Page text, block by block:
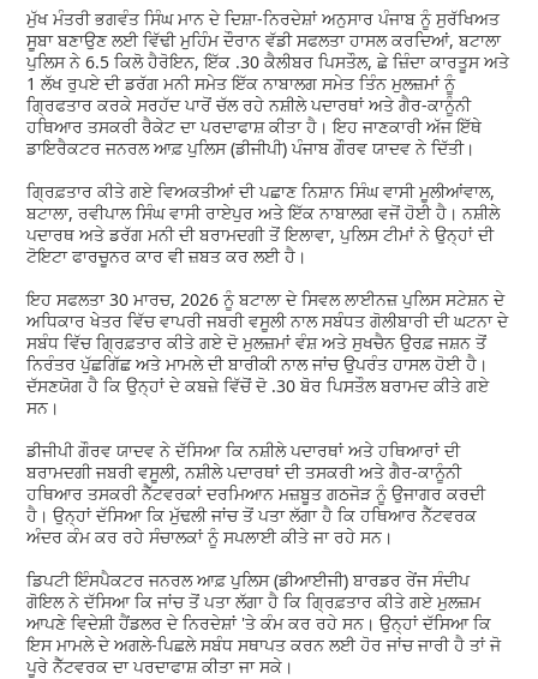
ਮੁੱਖ ਮੰਤਰੀ ਭਗਵੰਤ ਸਿੰਘ ਮਾਨ ਦੇ ਦਿਸ਼ਾ-ਨਿਰਦੇਸ਼ਾਂ ਅਨੁਸਾਰ ਪੰਜਾਬ ਨੂੰ ਸੁਰੱਖਿਅਤ
ਸੂਬਾ ਬਣਾਉਣ ਲਈ ਵਿੱਢੀ ਮੁਹਿੰਮ ਦੌਰਾਨ ਵੱਡੀ ਸਫਲਤਾ ਹਾਸਲ ਕਰਦਿਆਂ, ਬਟਾਲਾ
ਪੁਲਿਸ ਨੇ 6.5 ਕਿਲੋ ਹੈਰੋਇਨ, ਇੱਕ .30 ਕੈਲੀਬਰ ਪਿਸਤੌਲ, ਛੇ ਜ਼ਿੰਦਾ ਕਾਰਤੂਸ ਅਤੇ
1 ਲੱਖ ਰੁਪਏ ਦੀ ਡਰੱਗ ਮਨੀ ਸਮੇਤ ਇੱਕ ਨਾਬਾਲਗ ਸਮੇਤ ਤਿੰਨ ਮੁਲਜ਼ਮਾਂ ਨੂੰ
ਗ੍ਰਿਫਤਾਰ ਕਰਕੇ ਸਰਹੱਦ ਪਾਰੋਂ ਚੱਲ ਰਹੇ ਨਸ਼ੀਲੇ ਪਦਾਰਥਾਂ ਅਤੇ ਗੈਰ-ਕਾਨੂੰਨੀ
ਹਥਿਆਰ ਤਸਕਰੀ ਰੈਕੇਟ ਦਾ ਪਰਦਾਫਾਸ਼ ਕੀਤਾ ਹੈ। ਇਹ ਜਾਣਕਾਰੀ ਅੱਜ ਇੱਥੇ
ਡਾਇਰੈਕਟਰ ਜਨਰਲ ਆਫ਼ ਪੁਲਿਸ (ਡੀਜੀਪੀ) ਪੰਜਾਬ ਗੌਰਵ ਯਾਦਵ ਨੇ ਦਿੱਤੀ।
ਗ੍ਰਿਫ਼ਤਾਰ ਕੀਤੇ ਗਏ ਵਿਅਕਤੀਆਂ ਦੀ ਪਛਾਣ ਨਿਸ਼ਾਨ ਸਿੰਘ ਵਾਸੀ ਮੂਲੀਆਂਵਾਲ,
ਬਟਾਲਾ, ਰਵੀਪਾਲ ਸਿੰਘ ਵਾਸੀ ਰਾਏਪੁਰ ਅਤੇ ਇੱਕ ਨਾਬਾਲਗ ਵਜੋਂ ਹੋਈ ਹੈ। ਨਸ਼ੀਲੇ
ਪਦਾਰਥ ਅਤੇ ਡਰੱਗ ਮਨੀ ਦੀ ਬਰਾਮਦਗੀ ਤੋਂ ਇਲਾਵਾ, ਪੁਲਿਸ ਟੀਮਾਂ ਨੇ ਉਨ੍ਹਾਂ ਦੀ
ਟੋਇਟਾ ਫਾਰਚੂਨਰ ਕਾਰ ਵੀ ਜ਼ਬਤ ਕਰ ਲਈ ਹੈ।
ਇਹ ਸਫਲਤਾ 30 ਮਾਰਚ, 2026 ਨੂੰ ਬਟਾਲਾ ਦੇ ਸਿਵਲ ਲਾਈਨਜ਼ ਪੁਲਿਸ ਸਟੇਸ਼ਨ ਦੇ
ਅਧਿਕਾਰ ਖੇਤਰ ਵਿੱਚ ਵਾਪਰੀ ਜਬਰੀ ਵਸੂਲੀ ਨਾਲ ਸਬੰਧਤ ਗੋਲੀਬਾਰੀ ਦੀ ਘਟਨਾ ਦੇ
ਸਬੰਧ ਵਿੱਚ ਗ੍ਰਿਫ਼ਤਾਰ ਕੀਤੇ ਗਏ ਦੋ ਮੁਲਜ਼ਮਾਂ ਵੰਸ਼ ਅਤੇ ਸੁਖਚੈਨ ਉਰਫ਼ ਜਸ਼ਨ ਤੋਂ
ਨਿਰੰਤਰ ਪੁੱਛਗਿੱਛ ਅਤੇ ਮਾਮਲੇ ਦੀ ਬਾਰੀਕੀ ਨਾਲ ਜਾਂਚ ਉਪਰੰਤ ਹਾਸਲ ਹੋਈ ਹੈ।
ਦੱਸਣਯੋਗ ਹੈ ਕਿ ਉਨ੍ਹਾਂ ਦੇ ਕਬਜ਼ੇ ਵਿੱਚੋਂ ਦੋ .30 ਬੋਰ ਪਿਸਤੌਲ ਬਰਾਮਦ ਕੀਤੇ ਗਏ
ਸਨ।
ਡੀਜੀਪੀ ਗੌਰਵ ਯਾਦਵ ਨੇ ਦੱਸਿਆ ਕਿ ਨਸ਼ੀਲੇ ਪਦਾਰਥਾਂ ਅਤੇ ਹਥਿਆਰਾਂ ਦੀ
ਬਰਾਮਦਗੀ ਜਬਰੀ ਵਸੂਲੀ, ਨਸ਼ੀਲੇ ਪਦਾਰਥਾਂ ਦੀ ਤਸਕਰੀ ਅਤੇ ਗੈਰ-ਕਾਨੂੰਨੀ
ਹਥਿਆਰ ਤਸਕਰੀ ਨੈੱਟਵਰਕਾਂ ਦਰਮਿਆਨ ਮਜ਼ਬੂਤ ਗਠਜੋੜ ਨੂੰ ਉਜਾਗਰ ਕਰਦੀ
ਹੈ। ਉਨ੍ਹਾਂ ਦੱਸਿਆ ਕਿ ਮੁੱਢਲੀ ਜਾਂਚ ਤੋਂ ਪਤਾ ਲੱਗਾ ਹੈ ਕਿ ਹਥਿਆਰ ਨੈੱਟਵਰਕ
ਅੰਦਰ ਕੰਮ ਕਰ ਰਹੇ ਸੰਚਾਲਕਾਂ ਨੂੰ ਸਪਲਾਈ ਕੀਤੇ ਜਾ ਰਹੇ ਸਨ।
ਡਿਪਟੀ ਇੰਸਪੈਕਟਰ ਜਨਰਲ ਆਫ਼ ਪੁਲਿਸ (ਡੀਆਈਜੀ) ਬਾਰਡਰ ਰੇਂਜ ਸੰਦੀਪ
ਗੋਇਲ ਨੇ ਦੱਸਿਆ ਕਿ ਜਾਂਚ ਤੋਂ ਪਤਾ ਲੱਗਾ ਹੈ ਕਿ ਗ੍ਰਿਫ਼ਤਾਰ ਕੀਤੇ ਗਏ ਮੁਲਜ਼ਮ
ਆਪਣੇ ਵਿਦੇਸ਼ੀ ਹੈਂਡਲਰ ਦੇ ਨਿਰਦੇਸ਼ਾਂ 'ਤੇ ਕੰਮ ਕਰ ਰਹੇ ਸਨ। ਉਨ੍ਹਾਂ ਦੱਸਿਆ ਕਿ
ਇਸ ਮਾਮਲੇ ਦੇ ਅਗਲੇ-ਪਿਛਲੇ ਸਬੰਧ ਸਥਾਪਤ ਕਰਨ ਲਈ ਹੋਰ ਜਾਂਚ ਜਾਰੀ ਹੈ ਤਾਂ ਜੋ
ਪੂਰੇ ਨੈੱਟਵਰਕ ਦਾ ਪਰਦਾਫਾਸ਼ ਕੀਤਾ ਜਾ ਸਕੇ।